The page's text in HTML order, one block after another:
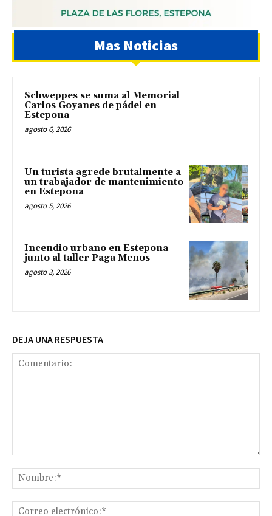
Mas Noticias
Schweppes se suma al Memorial
Carlos Goyanes de pádel en
Estepona
agosto 6, 2026
Un turista agrede brutalmente a
un trabajador de mantenimiento
en Estepona
agosto 5, 2026
Incendio urbano en Estepona
junto al taller Paga Menos
agosto 3, 2026
DEJA UNA RESPUESTA